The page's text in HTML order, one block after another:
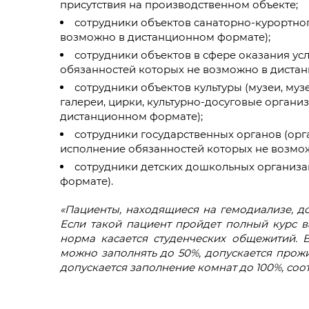
присутствия на производственном объекте;
сотрудники объектов санаторно-
возможно в дистанционном формате);
сотрудники объектов в сфере оказания
обязанностей которых не возможно в
сотрудники объектов культуры (музеи,
галереи, цирки, культурно-досуговые
дистанционном формате);
сотрудники государственных органов
исполнение обязанностей которых не
сотрудники детских дошкольных
формате).
«Пациенты, находящиеся на гемодиализе,
Если такой пациент пройдет полный курс
норма касается студенческих общежитий.
можно заполнять до 50%, допускается
допускается заполнение комнат до 100%,